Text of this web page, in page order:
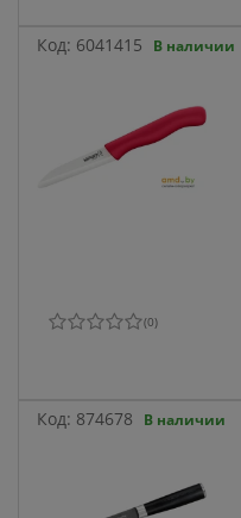
Код: 6041415 В наличии
(0)
Код: 874678 В наличии